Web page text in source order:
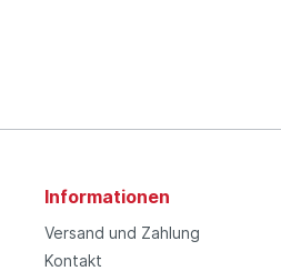
Informationen
Versand und Zahlung
Kontakt